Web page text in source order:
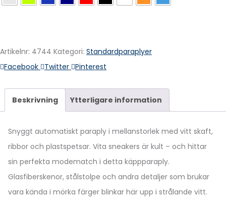
Artikelnr: 4744 Kategori: Standardparaplyer
Share
Facebook Twitter Pinterest
Beskrivning Ytterligare information
Snyggt automatiskt paraply i mellanstorlek med vitt skaft,
ribbor och plastspetsar. Vita sneakers är kult – och hittar
sin perfekta modematch i detta käppparaply.
Glasfiberskenor, stålstolpe och andra detaljer som brukar
vara kända i mörka färger blinkar här upp i strålande vitt.